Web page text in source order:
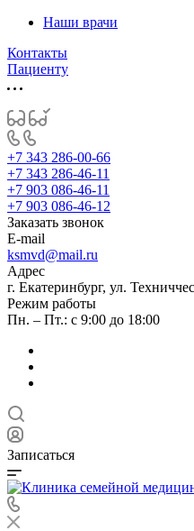
Наши врачи
Контакты
Пациенту
+7 343 286-00-66
+7 343 286-46-11
+7 903 086-46-11
+7 903 086-46-12
Заказать звонок
E-mail
ksmvd@mail.ru
Адрес
г. Екатеринбург, ул.
Режим работы
Пн. – Пт.: с 9:00 до 18:00
Записаться